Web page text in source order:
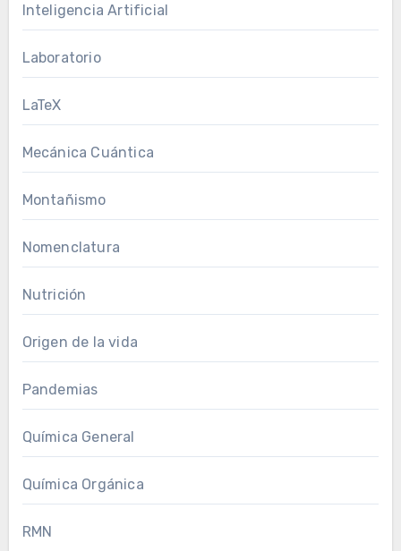
Inteligencia Artificial
Laboratorio
LaTeX
Mecánica Cuántica
Montañismo
Nomenclatura
Nutrición
Origen de la vida
Pandemias
Química General
Química Orgánica
RMN